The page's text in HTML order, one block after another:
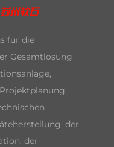
für die
Gesamtlösung
der
der